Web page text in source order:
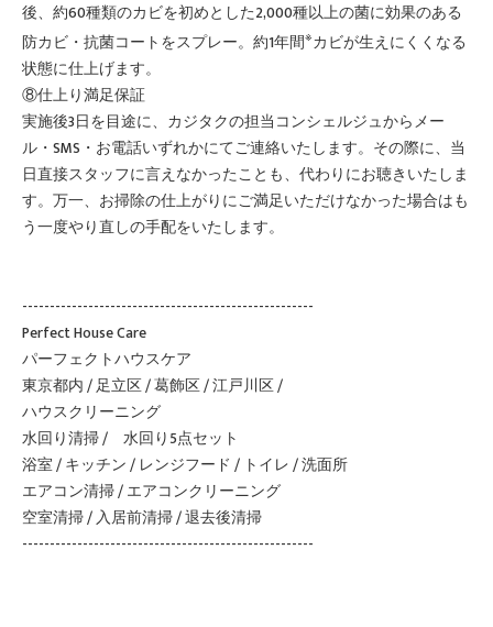
後、約60種類のカビを初めとした2,000種以上の菌に効果のある
防カビ・抗菌コートをスプレー。約1年間※カビが生えにくくなる
状態に仕上げます。
⑧仕上り満足保証
実施後3日を目途に、カジタクの担当コンシェルジュからメー
ル・SMS・お電話いずれかにてご連絡いたします。その際に、当
日直接スタッフに言えなかったことも、代わりにお聴きいたしま
す。万一、お掃除の仕上がりにご満足いただけなかった場合はも
う一度やり直しの手配をいたします。
-----------------------------------------------------
Perfect House Care
パーフェクトハウスケア
東京都内 / 足立区 / 葛飾区 / 江戸川区 /
ハウスクリーニング
水回り清掃 / 水回り5点セット
浴室 / キッチン / レンジフード / トイレ / 洗面所
エアコン清掃 / エアコンクリーニング
空室清掃 / 入居前清掃 / 退去後清掃
-----------------------------------------------------